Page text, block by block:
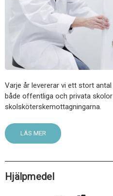
Varje år levererar vi ett stort
både offentliga och privata
skolsköterskemottagningarna.
LÄS MER
Hjälpmedel